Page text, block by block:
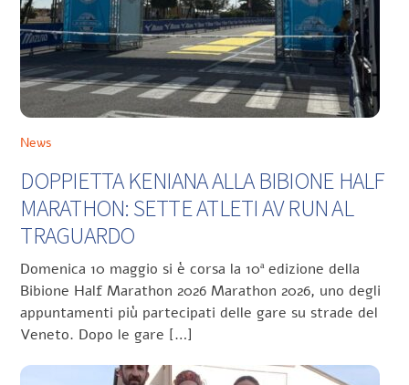
News
DOPPIETTA KENIANA ALLA BIBIONE HALF
MARATHON: SETTE ATLETI AV RUN AL
TRAGUARDO
Domenica 10 maggio si è corsa la 10ª edizione della
Bibione Half Marathon 2026 Marathon 2026, uno degli
appuntamenti più partecipati delle gare su strade del
Veneto. Dopo le gare […]